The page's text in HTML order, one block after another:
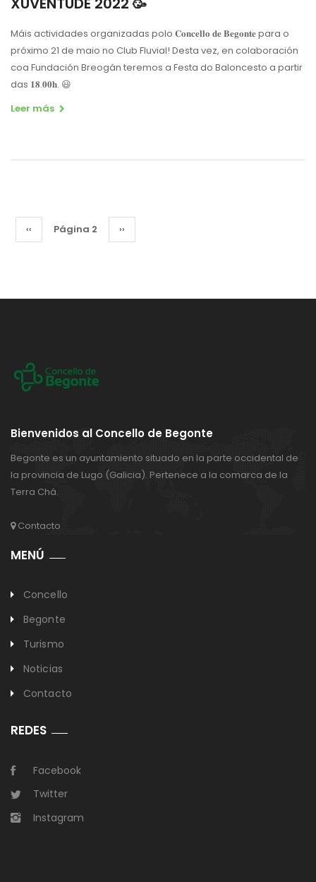
Máis actividades organizadas polo 𝐂𝐨𝐧𝐜𝐞𝐥𝐥𝐨 𝐝𝐞 𝐁𝐞𝐠𝐨𝐧𝐭𝐞 para o
próximo 21 de maio no Club Fluvial! Desta vez, en colaboración
coa Fundación Breogán teremos a Festa do Baloncesto a partir
das 𝟏𝟖.𝟎𝟎𝐡. 😃
Leer más
Paginación
Página
anterior
‹‹ Página 2
Siguiente
página
››
Bienvenidos al Concello de Begonte
Begonte es un ayuntamiento situado en la parte occidental de
la provincia de Lugo (Galicia). Pertenece a la comarca de la
Terra Chá.
Contacto
MENÚ
Concello
Begonte
Turismo
Noticias
Contacto
REDES
Facebook
Twitter
Instagram